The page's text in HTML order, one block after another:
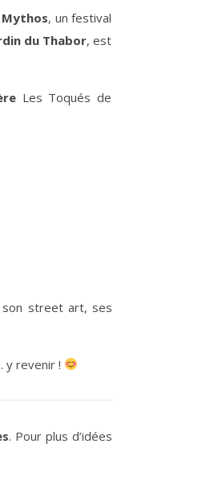
, un festival
du Thabor, est
Les Toqués de
street art, ses
y revenir !
. Pour plus d’idées